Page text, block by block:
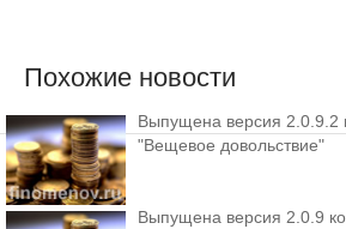
Похожие новости
Выпущена версия 2.0.9.2
"Вещевое довольствие"
Выпущена версия 2.0.9